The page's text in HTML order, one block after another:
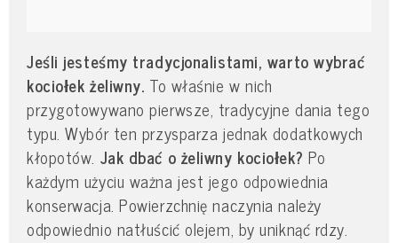
Jeśli jesteśmy tradycjonalistami, warto wybrać
kociołek żeliwny. To właśnie w nich
przygotowywano pierwsze, tradycyjne dania tego
typu. Wybór ten przysparza jednak dodatkowych
kłopotów. Jak dbać o żeliwny kociołek? Po
każdym użyciu ważna jest jego odpowiednia
konserwacja. Powierzchnię naczynia należy
odpowiednio natłuścić olejem, by uniknąć rdzy.